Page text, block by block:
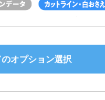
のオプション選択